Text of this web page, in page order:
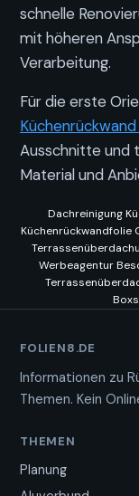
schnelle
mit höheren
Verarbeitung.
Für die erste
Ausschnitte und
Material und
Dachreinigung
Küchenrückwandfolie
Werbeagentur
FOLIEN8.DE
Informationen zu
Themen. Kein
THEMEN
Planung